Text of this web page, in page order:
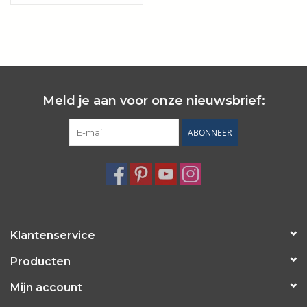
Meld je aan voor onze nieuwsbrief:
ABONNEER
Klantenservice
Producten
Mijn account